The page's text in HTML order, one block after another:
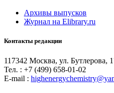
Архивы выпусков
Журнал на Elibrary.ru
Контакты редакции
117342 Москва, ул. Бутлерова,
Тел. : +7 (499) 658-01-02
Е-mail :